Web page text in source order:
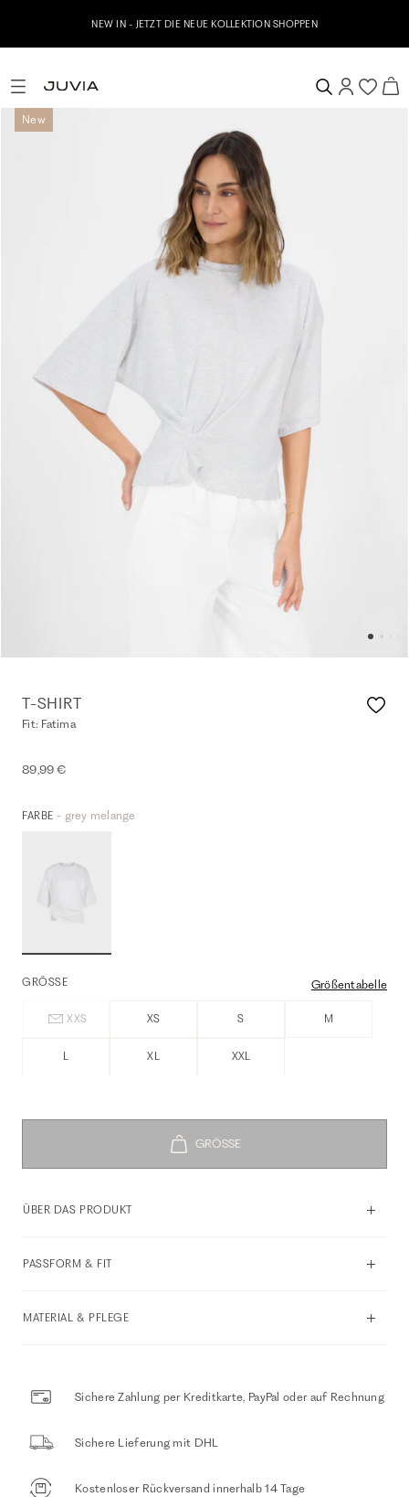
NEW IN - JETZT DIE NEUE KOLLEKTION SHOPPEN
New
T-SHIRT
Fit: Fatima
89,99 €
FARBE - grey melange
GRÖSSE Größentabelle
XXS XS S M
L XL XXL
ÜBER DAS PRODUKT
PASSFORM & FIT
MATERIAL & PFLEGE
Sichere Zahlung per Kreditkarte, PayPal oder auf Rechnung
Sichere Lieferung mit DHL
Kostenloser Rückversand innerhalb 14 Tage